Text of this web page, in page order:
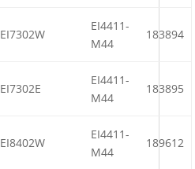
EI7302W
EI4411-
M44
183894
EI7302E
EI4411-
M44
183895
EI8402W
EI4411-
M44
189612